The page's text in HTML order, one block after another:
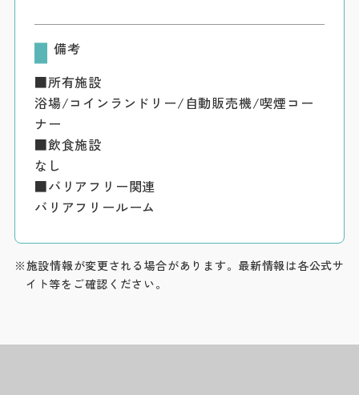
備考
■所有施設
浴場/コインランドリー/自動販売機/喫煙コー
ナー
■飲食施設
なし
■バリアフリー関連
バリアフリールーム
※施設情報が変更される場合があります。最新情報は各公式サ
イト等をご確認ください。